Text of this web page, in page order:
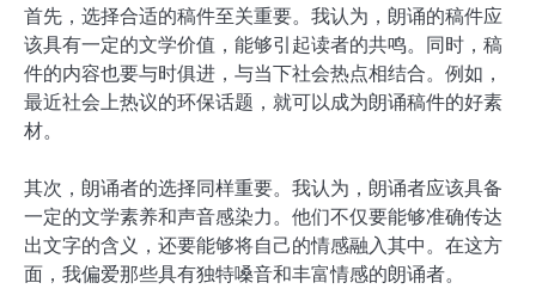
首先，选择合适的稿件至关重要。我认为，朗诵的稿件应
该具有一定的文学价值，能够引起读者的共鸣。同时，稿
件的内容也要与时俱进，与当下社会热点相结合。例如，
最近社会上热议的环保话题，就可以成为朗诵稿件的好素
材。
其次，朗诵者的选择同样重要。我认为，朗诵者应该具备
一定的文学素养和声音感染力。他们不仅要能够准确传达
出文字的含义，还要能够将自己的情感融入其中。在这方
面，我偏爱那些具有独特嗓音和丰富情感的朗诵者。